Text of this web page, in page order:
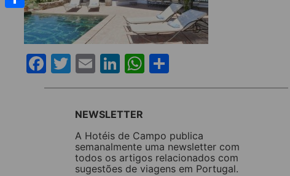
Facebook
Twitter
EmailLinkedIn
WhatsApp
NEWSLETTER
A Hotéis de Campo publica
semanalmente uma newsletter com
todos os artigos relacionados com
sugestões de viagens em Portugal.
Share